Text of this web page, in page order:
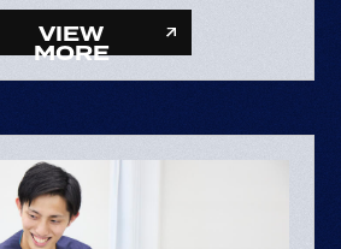
・基本給 193,072～385,264円
・固定残業代 34,281円～68,406円（25時間）
・資格手当 10,000円
整体師▶月給 227,353円〜453,670円
給与内訳
・基本給 193,072～385,264円
・固定残業代 34,281円～68,406円（25時間）
VIEW
MORE